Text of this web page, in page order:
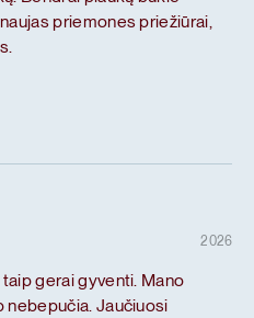
priemones priežiūrai,
2026
gerai gyventi. Mano
nebepučia. Jaučiuosi